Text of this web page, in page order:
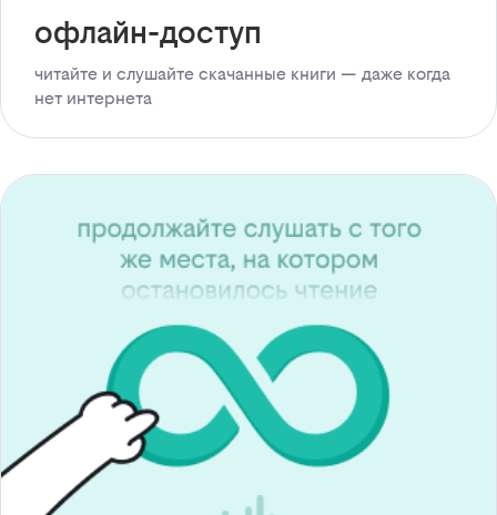
офлайн-доступ
читайте и слушайте скачанные книги — даже когда
нет интернета